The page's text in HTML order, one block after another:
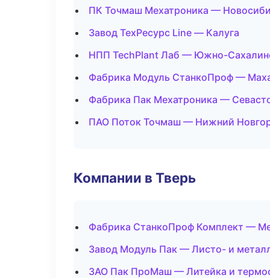
ПК Точмаш Мехатроника —
Завод ТехРесурс Line — Калуга
НПП TechPlant Лаб — Южно-
Фабрика Модуль СтанкоПроф —
Фабрика Пак Мехатроника —
ПАО Поток Точмаш — Нижний
Компании в Тверь
Фабрика СтанкоПроф Комплект —
Завод Модуль Пак — Листо- и
ЗАО Пак ПроМаш — Литейка и